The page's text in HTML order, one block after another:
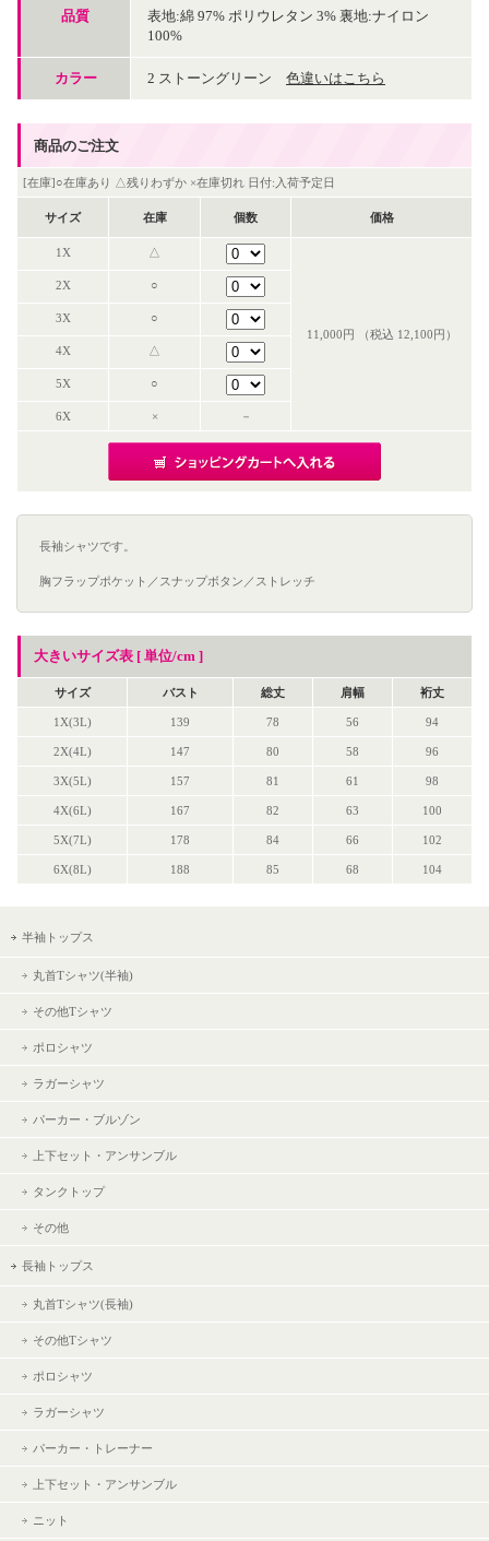
半袖トップス
丸首Tシャツ(半袖)
その他Tシャツ
ポロシャツ
ラガーシャツ
パーカー・ブルゾン
上下セット・アンサンブル
タンクトップ
その他
長袖トップス
丸首Tシャツ(長袖)
その他Tシャツ
ポロシャツ
ラガーシャツ
パーカー・トレーナー
上下セット・アンサンブル
ニット
品質
表地:綿 97% ポリウレタン 3% 裏地:ナイロン
100%
カラー 2 ストーングリーン 色違いはこちら
商品のご注文
[在庫]○在庫あり △残りわずか ×在庫切れ 日付:入荷予定日
サイズ 在庫 個数 価格
1X △
11,000円 （税込 12,100円）
2X ○
3X ○
4X △
5X ○
6X × －
長袖シャツです。
胸フラップポケット／スナップボタン／ストレッチ
大きいサイズ表 [ 単位/cm ]
サイズ バスト 総丈 肩幅 裄丈
1X(3L) 139 78 56 94
2X(4L) 147 80 58 96
3X(5L) 157 81 61 98
4X(6L) 167 82 63 100
5X(7L) 178 84 66 102
6X(8L) 188 85 68 104